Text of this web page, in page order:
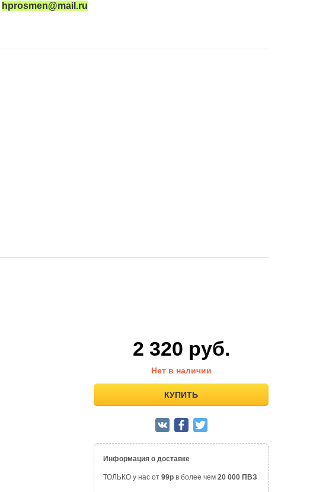
hprosmen@mail.ru
2 320 руб.
Нет в наличии
КУПИТЬ
Информация о доставке
ТОЛЬКО у нас от 99р в более чем 20 000 ПВЗ